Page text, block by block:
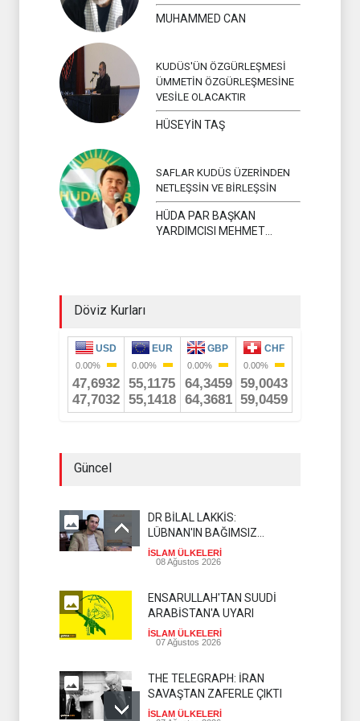
MUHAMMED CAN
KUDÜS'ÜN ÖZGÜRLEŞMESİ
ÜMMETİN ÖZGÜRLEŞMESİNE
VESİLE OLACAKTIR
HÜSEYİN TAŞ
SAFLAR KUDÜS ÜZERİNDEN
NETLEŞSİN VE BİRLEŞSİN
HÜDA PAR BAŞKAN
YARDIMCISI MEHMET
Döviz Kurları
Güncel
DR BİLAL LAKKİS:
LÜBNAN'IN BAĞIMSIZ
OLMASI İSTENMİYOR
İSLAM ÜLKELERİ
08 Ağustos 2026
ENSARULLAH'TAN SUUDİ
ARABİSTAN'A UYARI
İSLAM ÜLKELERİ
07 Ağustos 2026
THE TELEGRAPH: İRAN
SAVAŞTAN ZAFERLE ÇIKTI
İSLAM ÜLKELERİ